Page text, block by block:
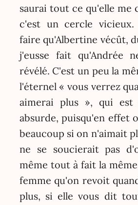
saurai tout ce qu'elle me
c'est un cercle
faire qu'Albertine vécût,
j'eusse fait qu'Andrée
révélé. C'est un peu la
l'éternel « vous verrez
aimerai plus », qui
absurde, puisqu'en effet
beaucoup si on n'aimait
ne se soucierait pas
même tout à fait la
femme qu'on revoit
plus, si elle vous dit